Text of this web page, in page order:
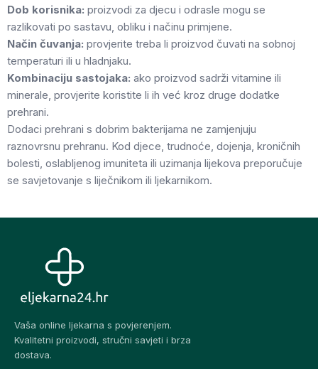
Dob korisnika: proizvodi za djecu i odrasle mogu se
razlikovati po sastavu, obliku i načinu primjene.
Način čuvanja: provjerite treba li proizvod čuvati na sobnoj
temperaturi ili u hladnjaku.
Kombinaciju sastojaka: ako proizvod sadrži vitamine ili
minerale, provjerite koristite li ih već kroz druge dodatke
prehrani.
Dodaci prehrani s dobrim bakterijama ne zamjenjuju
raznovrsnu prehranu. Kod djece, trudnoće, dojenja, kroničnih
bolesti, oslabljenog imuniteta ili uzimanja lijekova preporučuje
se savjetovanje s liječnikom ili ljekarnikom.
Vaša online ljekarna s povjerenjem.
Kvalitetni proizvodi, stručni savjeti i brza
dostava.